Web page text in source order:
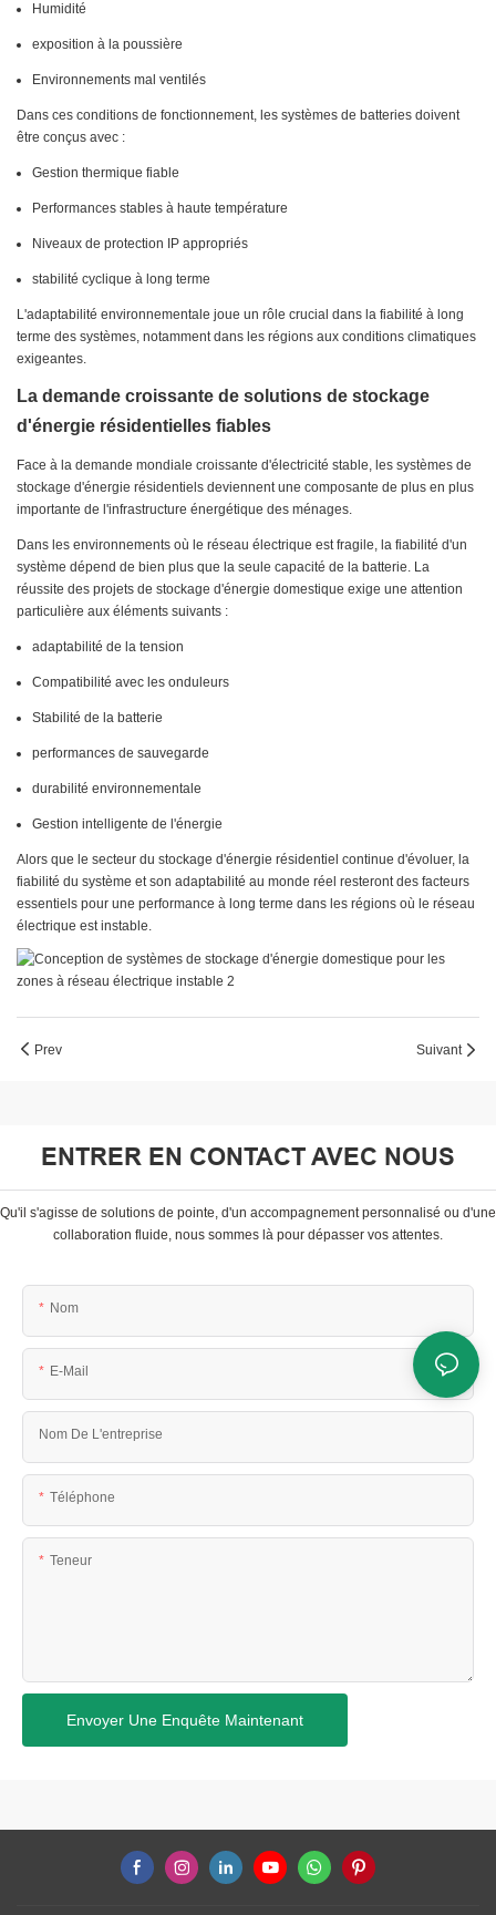
Humidité
exposition à la poussière
Environnements mal ventilés
Dans ces conditions de fonctionnement, les systèmes de batteries doivent
être conçus avec :
Gestion thermique fiable
Performances stables à haute température
Niveaux de protection IP appropriés
stabilité cyclique à long terme
L'adaptabilité environnementale joue un rôle crucial dans la fiabilité à long
terme des systèmes, notamment dans les régions aux conditions climatiques
exigeantes.
La demande croissante de solutions de stockage
d'énergie résidentielles fiables
Face à la demande mondiale croissante d'électricité stable, les systèmes de
stockage d'énergie résidentiels deviennent une composante de plus en plus
importante de l'infrastructure énergétique des ménages.
Dans les environnements où le réseau électrique est fragile, la fiabilité d'un
système dépend de bien plus que la seule capacité de la batterie. La
réussite des projets de stockage d'énergie domestique exige une attention
particulière aux éléments suivants :
adaptabilité de la tension
Compatibilité avec les onduleurs
Stabilité de la batterie
performances de sauvegarde
durabilité environnementale
Gestion intelligente de l'énergie
Alors que le secteur du stockage d'énergie résidentiel continue d'évoluer, la
fiabilité du système et son adaptabilité au monde réel resteront des facteurs
essentiels pour une performance à long terme dans les régions où le réseau
électrique est instable.
Prev Suivant
ENTRER EN CONTACT AVEC NOUS
Qu'il s'agisse de solutions de pointe, d'un accompagnement personnalisé ou d'une
collaboration fluide, nous sommes là pour dépasser vos attentes.
Nom
E-Mail
Nom De L'entreprise
Téléphone
Teneur
Envoyer Une Enquête Maintenant